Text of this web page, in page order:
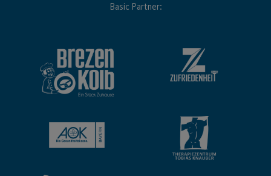
Basic Partner: